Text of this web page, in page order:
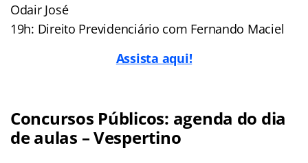
Odair José
19h: Direito Previdenciário com Fernando Maciel
Assista aqui!
Concursos Públicos: agenda do dia
de aulas – Vespertino